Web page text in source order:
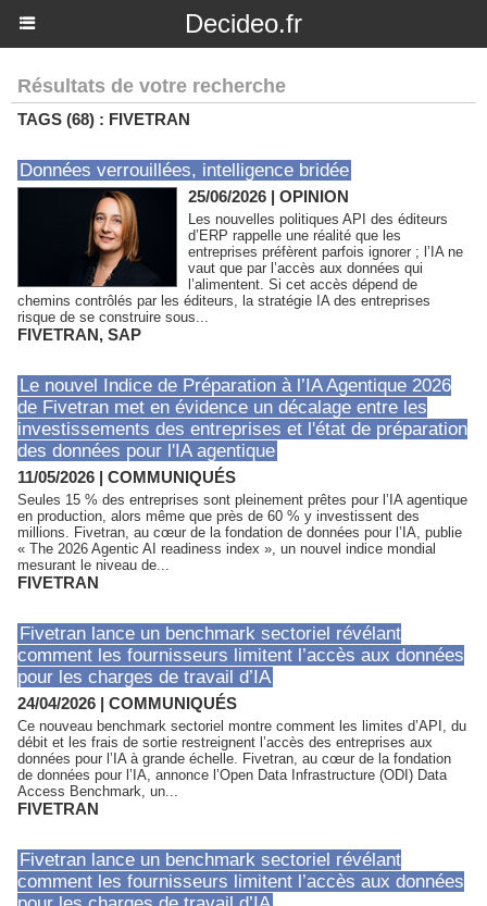
Decideo.fr
Résultats de votre recherche
TAGS (68) : FIVETRAN
Données verrouillées, intelligence bridée
25/06/2026 | OPINION
Les nouvelles politiques API des éditeurs
d’ERP rappelle une réalité que les
entreprises préfèrent parfois ignorer ; l’IA ne
vaut que par l’accès aux données qui
l’alimentent. Si cet accès dépend de
chemins contrôlés par les éditeurs, la stratégie IA des entreprises
risque de se construire sous...
FIVETRAN, SAP
Le nouvel Indice de Préparation à l’IA Agentique 2026
de Fivetran met en évidence un décalage entre les
investissements des entreprises et l'état de préparation
des données pour l'IA agentique
11/05/2026 | COMMUNIQUÉS
Seules 15 % des entreprises sont pleinement prêtes pour l’IA agentique
en production, alors même que près de 60 % y investissent des
millions. Fivetran, au cœur de la fondation de données pour l’IA, publie
« The 2026 Agentic AI readiness index », un nouvel indice mondial
mesurant le niveau de...
FIVETRAN
Fivetran lance un benchmark sectoriel révélant
comment les fournisseurs limitent l’accès aux données
pour les charges de travail d’IA
24/04/2026 | COMMUNIQUÉS
Ce nouveau benchmark sectoriel montre comment les limites d’API, du
débit et les frais de sortie restreignent l’accès des entreprises aux
données pour l’IA à grande échelle. Fivetran, au cœur de la fondation
de données pour l’IA, annonce l’Open Data Infrastructure (ODI) Data
Access Benchmark, un...
FIVETRAN
Fivetran lance un benchmark sectoriel révélant
comment les fournisseurs limitent l’accès aux données